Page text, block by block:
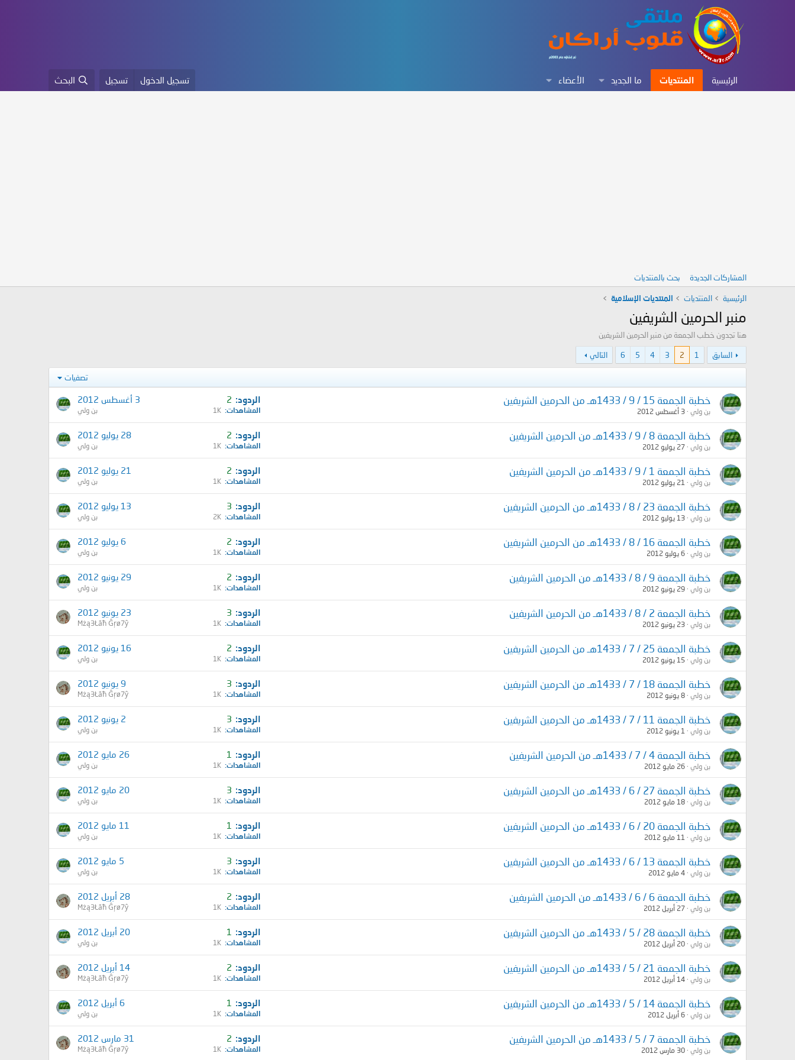
الرئيسية المنتديات ما الجديد الأعضاء تسجيل الدخول تسجيل البحث
المشاركات الجديدة بحث بالمنتديات
الرئيسية المنتديات المنتديات الإسلامية
منبر الحرمين الشريفين‏
هنا تجدون خطب الجمعة من منبر الحرمين الشريفين
السابق 1
2
3
4
5
6 التالي
تصفيات
خطبة الجمعة 15 / 9 / 1433هـ من الحرمين الشريفين
بن ولي 3 أغسطس 2012
الردود 2
المشاهدات 1K
3 أغسطس 2012
بن ولي
خطبة الجمعة 8 / 9 / 1433هـ من الحرمين الشريفين
بن ولي 27 يوليو 2012
الردود 2
المشاهدات 1K
28 يوليو 2012
بن ولي
خطبة الجمعة 1 / 9 / 1433هـ من الحرمين الشريفين
بن ولي 21 يوليو 2012
الردود 2
المشاهدات 1K
21 يوليو 2012
بن ولي
خطبة الجمعة 23 / 8 / 1433هـ من الحرمين الشريفين
بن ولي 13 يوليو 2012
الردود 3
المشاهدات 2K
13 يوليو 2012
بن ولي
خطبة الجمعة 16 / 8 / 1433هـ من الحرمين الشريفين
بن ولي 6 يوليو 2012
الردود 2
المشاهدات 1K
6 يوليو 2012
بن ولي
خطبة الجمعة 9 / 8 / 1433هـ من الحرمين الشريفين
بن ولي 29 يونيو 2012
الردود 2
المشاهدات 1K
29 يونيو 2012
بن ولي
خطبة الجمعة 2 / 8 / 1433هـ من الحرمين الشريفين
بن ولي 23 يونيو 2012
الردود 3
المشاهدات 1K
23 يونيو 2012
Mżą3Łāħ Ĝŗø7ŷ
خطبة الجمعة 25 / 7 / 1433هـ من الحرمين الشريفين
بن ولي 15 يونيو 2012
الردود 2
المشاهدات 1K
16 يونيو 2012
بن ولي
خطبة الجمعة 18 / 7 / 1433هـ من الحرمين الشريفين
بن ولي 8 يونيو 2012
الردود 3
المشاهدات 1K
9 يونيو 2012
Mżą3Łāħ Ĝŗø7ŷ
خطبة الجمعة 11 / 7 / 1433هـ من الحرمين الشريفين
بن ولي 1 يونيو 2012
الردود 3
المشاهدات 1K
2 يونيو 2012
بن ولي
خطبة الجمعة 4 / 7 / 1433هـ من الحرمين الشريفين
بن ولي 26 مايو 2012
الردود 1
المشاهدات 1K
26 مايو 2012
بن ولي
خطبة الجمعة 27 / 6 / 1433هـ من الحرمين الشريفين
بن ولي 18 مايو 2012
الردود 3
المشاهدات 1K
20 مايو 2012
بن ولي
خطبة الجمعة 20 / 6 / 1433هـ من الحرمين الشريفين
بن ولي 11 مايو 2012
الردود 1
المشاهدات 1K
11 مايو 2012
بن ولي
خطبة الجمعة 13 / 6 / 1433هـ من الحرمين الشريفين
بن ولي 4 مايو 2012
الردود 3
المشاهدات 1K
5 مايو 2012
بن ولي
خطبة الجمعة 6 / 6 / 1433هـ من الحرمين الشريفين
بن ولي 27 أبريل 2012
الردود 2
المشاهدات 1K
28 أبريل 2012
Mżą3Łāħ Ĝŗø7ŷ
خطبة الجمعة 28 / 5 / 1433هـ من الحرمين الشريفين
بن ولي 20 أبريل 2012
الردود 1
المشاهدات 1K
20 أبريل 2012
بن ولي
خطبة الجمعة 21 / 5 / 1433هـ من الحرمين الشريفين
بن ولي 14 أبريل 2012
الردود 2
المشاهدات 1K
14 أبريل 2012
Mżą3Łāħ Ĝŗø7ŷ
خطبة الجمعة 14 / 5 / 1433هـ من الحرمين الشريفين
بن ولي 6 أبريل 2012
الردود 1
المشاهدات 1K
6 أبريل 2012
بن ولي
خطبة الجمعة 7 / 5 / 1433هـ من الحرمين الشريفين
بن ولي 30 مارس 2012
الردود 2
المشاهدات 1K
31 مارس 2012
Mżą3Łāħ Ĝŗø7ŷ